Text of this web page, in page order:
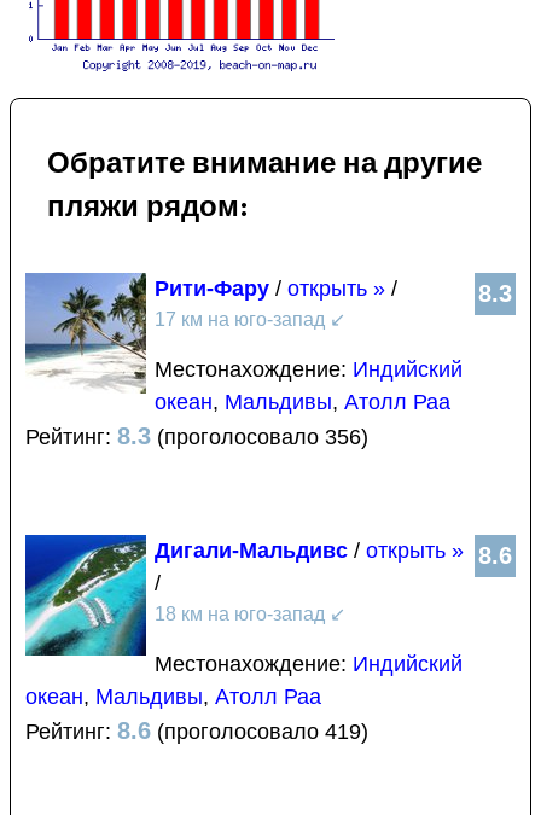
Обратите внимание на другие
пляжи рядом:
8.3
Рити-Фару / открыть » /
17 км на юго-запад ↙
Местонахождение: Индийский
океан, Мальдивы, Атолл Раа
Рейтинг: 8.3 (проголосовало 356)
8.6
Дигали-Мальдивс / открыть »
/
18 км на юго-запад ↙
Местонахождение: Индийский
океан, Мальдивы, Атолл Раа
Рейтинг: 8.6 (проголосовало 419)